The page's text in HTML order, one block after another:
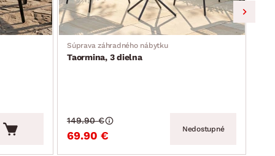
Súprava záhradného nábytku
Taormina, 3 dielna
69.90 €
149.90 €
Nedostupné